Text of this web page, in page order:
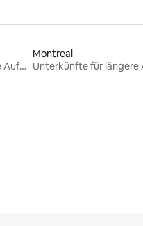
Unterkünfte für längere Aufenthalte
Montreal